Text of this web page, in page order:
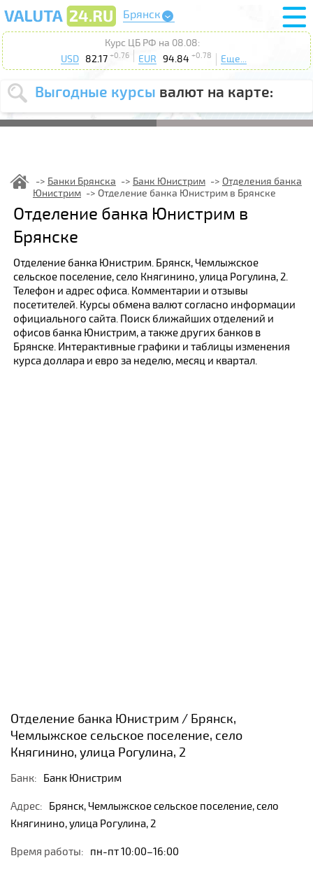
Брянск
Курс ЦБ РФ на 08.08:
USD
82.17 +0.76 EUR 94.84 +0.78 Еще...
Выгодные курсы валют на карте:
Выберите
USD EUR
курс от
Выберите
действие: Продать
Банки Брянска Банк Юнистрим
Отделения банка
Юнистрим
Отделение банка Юнистрим в Брянске
Отделение банка Юнистрим в
Брянске
Отделение банка Юнистрим. Брянск, Чемлыжское
сельское поселение, село Княгинино, улица Рогулина, 2.
Телефон и адрес офиса. Комментарии и отзывы
посетителей. Курсы обмена валют согласно информации
официального сайта. Поиск ближайших отделений и
офисов банка Юнистрим, а также других банков в
Брянске. Интерактивные графики и таблицы изменения
курса доллара и евро за неделю, месяц и квартал.
Отделение банка Юнистрим / Брянск,
Чемлыжское сельское поселение, село
Княгинино, улица Рогулина, 2
Банк: Банк Юнистрим
Адрес:
Брянск, Чемлыжское сельское поселение, село
Княгинино, улица Рогулина, 2
Время работы: пн-пт 10:00–16:00